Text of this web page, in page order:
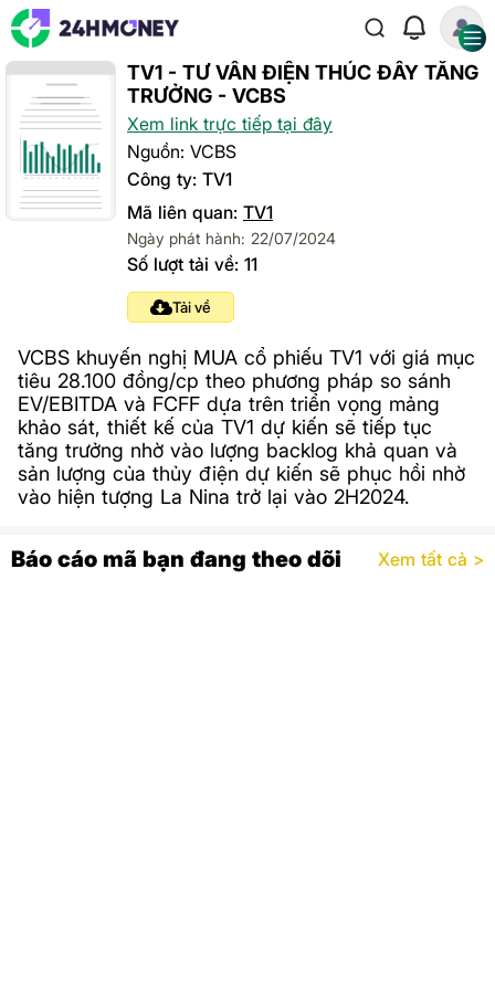
TV1 - TƯ VẤN ĐIỆN THÚC ĐẨY TĂNG
TRƯỞNG - VCBS
Xem link trực tiếp tại đây
Nguồn: VCBS
Công ty: TV1
Mã liên quan: TV1
Ngày phát hành: 22/07/2024
Số lượt tải về: 11
Tải về
VCBS khuyến nghị MUA cổ phiếu TV1 với giá mục
tiêu 28.100 đồng/cp theo phương pháp so sánh
EV/EBITDA và FCFF dựa trên triển vọng mảng
khảo sát, thiết kế của TV1 dự kiến sẽ tiếp tục
tăng trưởng nhờ vào lượng backlog khả quan và
sản lượng của thủy điện dự kiến sẽ phục hồi nhờ
vào hiện tượng La Nina trở lại vào 2H2024.
Báo cáo mã bạn đang theo dõi Xem tất cả >